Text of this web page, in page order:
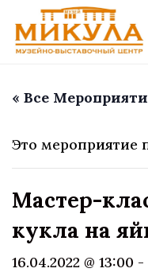
« Все
Это мероприятие
Мастер-
кукла на
16.04.2022 @ 13:00 -